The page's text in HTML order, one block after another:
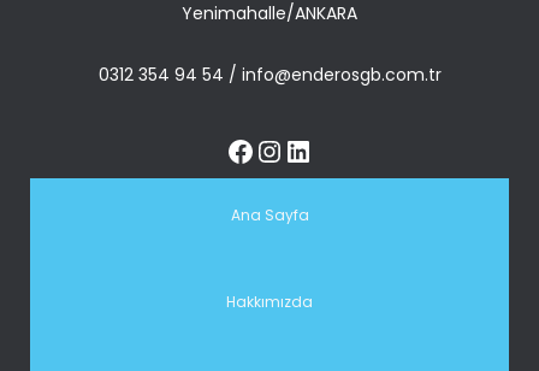
Yenimahalle/ANKARA
0312 354 94 54 / info@enderosgb.com.tr
Ana Sayfa
Hakkımızda